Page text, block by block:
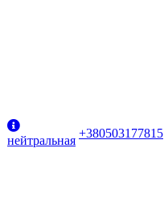
нейтральная
+380503177815